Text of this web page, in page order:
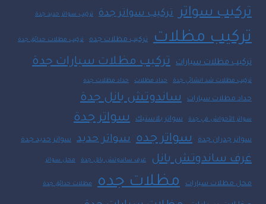
تركيب سواتر تركيب سواتر جدة تركيب سواتر حديد جدة
تركيب مظلات تركيب مظلات جده تركيب مظلات حدائق جدة
تركيب مظلات سيارات تركيب مظلات سيارات جدة
تركيب مظلات شد انشائي جدة حداد مظلات حداد مظلات جده
حداد مظلات سيارات ساندوتش بانل جدة
سواتر الأحواش في جدة سواتر بلاستيك سواتر جدة
سواتر جدران جدة سواتر جده سواتر حديد سواتر حديد جدة
غرف ساندوتش بانل غرف ساندوتش بانل جدة محل سواتر
محل مظلات سيارات مظلات جده مظلات حدائق جدة